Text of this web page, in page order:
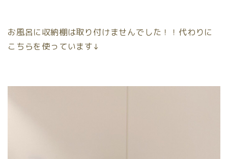
お風呂に収納棚は取り付けませんでした！！代わりに
こちらを使っています↓